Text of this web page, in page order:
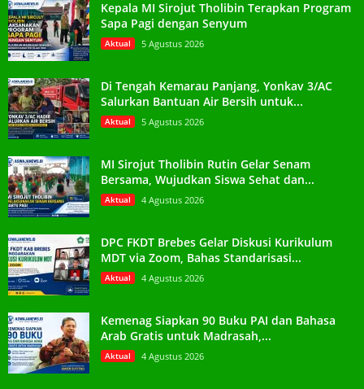
Kepala MI Sirojut Tholibin Terapkan Program
Sapa Pagi dengan Senyum
Aktual 5 Agustus 2026
Di Tengah Kemarau Panjang, Yonkav 3/AC
Salurkan Bantuan Air Bersih untuk...
Aktual 5 Agustus 2026
MI Sirojut Tholibin Rutin Gelar Senam
Bersama, Wujudkan Siswa Sehat dan...
Aktual 4 Agustus 2026
DPC FKDT Brebes Gelar Diskusi Kurikulum
MDT via Zoom, Bahas Standarisasi...
Aktual 4 Agustus 2026
Kemenag Siapkan 90 Buku PAI dan Bahasa
Arab Gratis untuk Madrasah,...
Aktual 4 Agustus 2026